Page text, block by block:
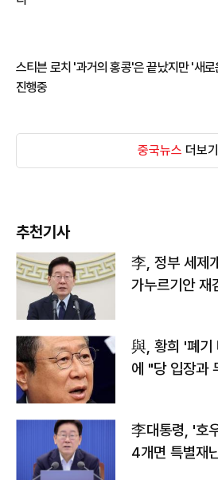
스티븐 로치 '과거의 홍콩'은 끝났지만 '새
진행중
중국뉴스 더보기
추천기사
李, 정부 세제
가누르기안 재
與, 황희 '폐기
에 "당 입장과
李대통령, '호
4개면 특별재